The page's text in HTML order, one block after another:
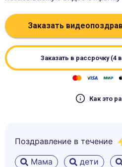
Заказать
Заказать в рассрочку (4
Как это
Поздравление в течение
Мама дети